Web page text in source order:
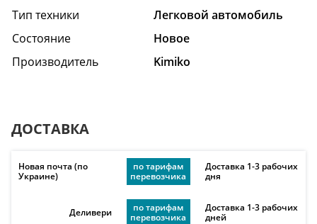
Тип техники
Легковой автомобиль
Состояние
Hовое
Производитель
Kimiko
ДОСТАВКА
Новая почта (по
Украине)
по тарифам
перевозчика
Доставка 1-3 рабочих
дня
Деливери
по тарифам
перевозчика
Доставка 1-3 рабочих
дней